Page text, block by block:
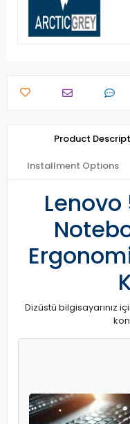
Product
Installment Options
Lenovo
Dizüstü bilgisayarınız